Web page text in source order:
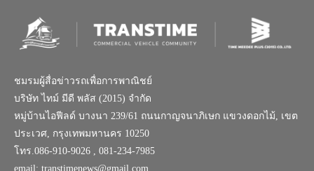
ชมรมผู้สื่อข่าวรถเพื่อการพาณิชย์
บริษัท ไทม์ มีดี พลัส (2015) จำกัด
หมู่บ้านไอฟีลด์ บางนา 239/61 ถนนกาญจนาภิเษก แขวงดอกไม้, เขต
ประเวศ, กรุงเทพมหานคร 10250
โทร.086-910-9026 , 081-234-7985
email: transtimenews@gmail.com